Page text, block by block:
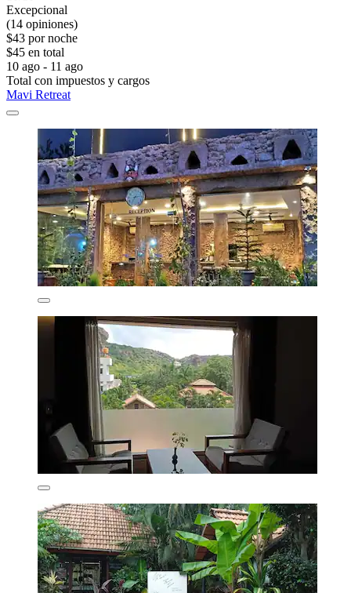
Excepcional
(14 opiniones)
$43 por noche
$45 en total
10 ago - 11 ago
Total con impuestos y cargos
Mavi Retreat